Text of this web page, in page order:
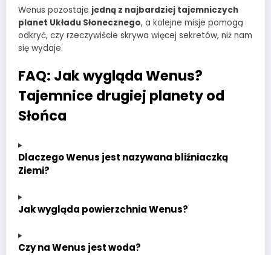
Wenus pozostaje jedną z najbardziej tajemniczych
planet Układu Słonecznego, a kolejne misje pomogą
odkryć, czy rzeczywiście skrywa więcej sekretów, niż nam
się wydaje.
FAQ: Jak wygląda Wenus?
Tajemnice drugiej planety od
Słońca
Dlaczego Wenus jest nazywana bliźniaczką
Ziemi?
Jak wygląda powierzchnia Wenus?
Czy na Wenus jest woda?